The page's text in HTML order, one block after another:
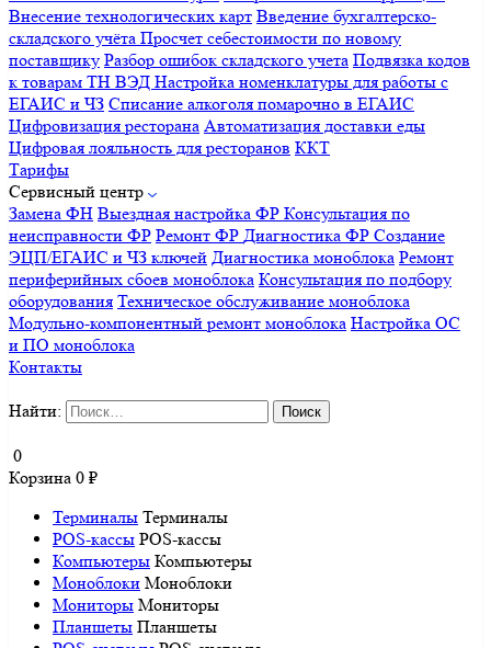
Внесение технологических карт Введение бухгалтерско-
складского учёта Просчет себестоимости по новому
поставщику Разбор ошибок складского учета Подвязка кодов
к товарам ТН ВЭД Настройка номенклатуры для работы с
ЕГАИС и ЧЗ Списание алкоголя помарочно в ЕГАИС
Цифровизация ресторана Автоматизация доставки еды
Цифровая лояльность для ресторанов ККТ
Тарифы
Сервисный центр
Замена ФН Выездная настройка ФР Консультация по
неисправности ФР Ремонт ФР Диагностика ФР Создание
ЭЦП/ЕГАИС и ЧЗ ключей Диагностика моноблока Ремонт
периферийных сбоев моноблока Консультация по подбору
оборудования Техническое обслуживание моноблока
Модульно-компонентный ремонт моноблока Настройка ОС
и ПО моноблока
Контакты
Найти:
0
Корзина 0 ₽
Терминалы Терминалы
POS-кассы POS-кассы
Компьютеры Компьютеры
Моноблоки Моноблоки
Мониторы Мониторы
Планшеты Планшеты